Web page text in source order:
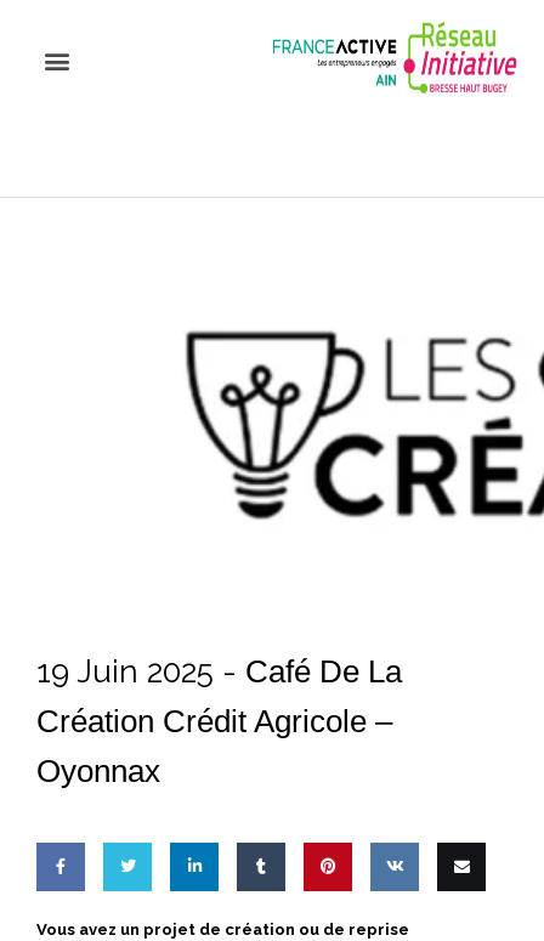
19 Juin 2025 - Café De La
Création Crédit Agricole –
Oyonnax
Vous avez un projet de création ou de reprise